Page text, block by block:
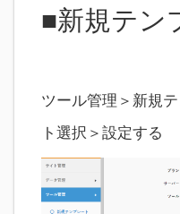
■新規テン
ツール管理＞新規
ト選択＞設定する